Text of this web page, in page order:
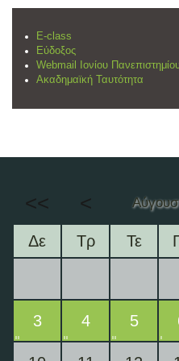
E-class
Εύδοξος
Webmail Ιονίου
Ακαδημαϊκή Ταυτότητα
<< <
Δε Τρ Τε
3 4 5